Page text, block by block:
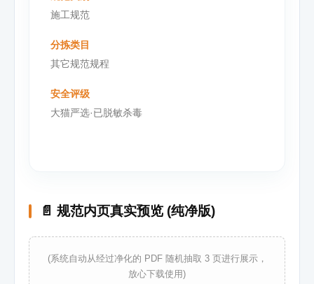
施工规范
分拣类目
其它规范规程
安全评级
大猫严选·已脱敏杀毒
📄 规范内页真实预览 (纯净版)
(系统自动从经过净化的 PDF 随机抽取 3 页进行展示，
放心下载使用)